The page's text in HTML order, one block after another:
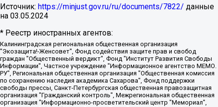
Источник: https://minjust.gov.ru/ru/documents/7822/ данные
на 03.05.2024
* Реестр иностранных агентов:
Калининградская региональная общественная организация "Экозащита!-Женсовет", Фонд содействия защите прав и свобод граждан "Общественный вердикт", Фонд "Институт Развития Свободы Информации", Частное учреждение "Информационное агентство МЕМО. РУ", Региональная общественная организация "Общественная комиссия по сохранению наследия академика Сахарова", Фонд поддержки свободы прессы, Санкт-Петербургская общественная правозащитная организация "Гражданский контроль", Межрегиональная общественная организация "Информационно-просветительский центр "Мемориал", Региональный Фонд "Центр Защиты Прав Средств Массовой Информации", с 05.12.2023 Фонд "Центр Защиты Прав Средств массовой информации", Региональная общественная благотворительная организация помощи беженцам и мигрантам "Гражданское содействие", Негосударственное образовательное учреждение дополнительного профессионального образования (повышение квалификации) специалистов "АКАДЕМИЯ ПО ПРАВАМ ЧЕЛОВЕКА", Свердловская региональная общественная организация "Сутяжник", Автономная некоммерческая организация "Центр независимых социологических исследований", Союз общественных объединений "Российский исследовательский центр по правам человека", Региональное общественное учреждение научно-информационный центр "МЕМОРИАЛ", Некоммерческая организация "Фонд защиты гласности", Автономная некоммерческая организация "Институт прав человека", Городская общественная организация "Екатеринбургское общество "МЕМОРИАЛ", Городская общественная организация "Рязанское историко-просветительское и правозащитное общество "Мемориал" (Рязанский Мемориал), Челябинский региональный орган общественной самодеятельности – женское общественное объединение "Женщины Евразии", Челябинский региональный орган общественной самодеятельности "Уральская правозащитная группа", Фонд содействия защите здоровья и социальной справедливости имени Андрея Рылькова, Автономная Некоммерческая Организация "Аналитический Центр Юрия Левады", Автономная некоммерческая организация социальной поддержки населения "Проект Апрель", Региональная общественная организация помощи женщинам и детям, находящимся в кризисной ситуации "Информационно-методический центр "Анна", Фонд содействия развитию массовых коммуникаций и правовому просвещению "Так-так-Так", Фонд содействия устойчивому развитию "Серебряная тайга", Свердловский региональный общественный фонд социальных проектов "Новое время", "Idel.Реалии", Кавказ.Реалии, Крым.Реалии, Телеканал Настоящее Время, Татаро-башкирская служба Радио Свобода (Azatliq Radiosi), Радио Свободная Европа/Радио Свобода (PCE/PC), "Сибирь.Реалии", "Фактограф", Благотворительный фонд помощи осужденным и их семьям, Автономная некоммерческая организация "Институт глобализации и социальных движений", Фонд "В защиту прав заключенных", Частное учреждение "Центр поддержки и содействия развитию средств массовой информации", Пензенский региональный общественный благотворительный фонд "Гражданский союз", "Север.Реалии", Некоммерческая организация Фонд "Правовая инициатива", Общество с ограниченной ответственностью "Радио Свободная Европа/Радио Свобода", Чешское информационное агентство "MEDIUM-ORIENT", Красноярская региональная общественная организация "Мы против СПИДа", Камалягин Денис Николаевич, Маркелов Сергей Евгеньевич, Пономарев Лев Александрович, Савицкая Людмила Алексеевна, Автономная некоммерческая организация "Центр по работе с проблемой насилия "НАСИЛИЮ.НЕТ", Межрегиональный профессиональный союз работников здравоохранения "Альянс врачей", Юридическое лицо, зарегистрированное в Латвийской Республике, SIA "Medusa Project" (регистрационный номер 40103797863, дата регистрации 10.06.2014), Некоммерческая организация "Фонд по борьбе с коррупцией", Автономная некоммерческая организация "Институт права и публичной политики", Баданин Роман Сергеевич, Гликин Максим Александрович, Железнова Мария Михайловна, Лукьянова Юлия Сергеевна, Маетная Елизавета Витальевна, Маняхин Петр Борисович, Чуракова Ольга Владимировна, Ярош Юлия Петровна, Юридическое лицо "The Insider SIA", зарегистрированное в Риге, Латвийская Республика (дата регистрации 26.06.2015), являющееся администратором доменного имени интернет-издания "The Insider SIA", https://theins.ru, Постернак Алексей Евгеньевич, Рубин Михаил Аркадьевич, Анин Роман Александрович, Юридическое лицо Istories fonds, зарегистрированное в Латвийской Республике (регистрационный номер 50008295751, дата регистрации 24.02.2020), Великовский Дмитрий Александрович, Долинина Ирина Николаевна, Мароховская Алеся Алексеевна, Шлейнов Роман Юрьевич, Шмагун Олеся Валентиновна, Общество с ограниченной ответственностью "Альтаир 2021", Общество с ограниченной ответственностью "Вега 2021", Общество с ограниченной ответственностью "Главный редактор 2021", Общество с ограниченной ответственностью "Ромашки монолит", Важенков Артем Валерьевич, Ивановская областная общественная организация "Центр гендерных исследований", Гурман Юрий Альбертович, Медиапроект "ОВД-Инфо", Егоров Владимир Владимирович, Жилинский Владимир Александрович, Общество с ограниченной ответственностью "ЗП", Иванова София Юрьевна, Карезина Инна Павловна, Кильтау Екатерина Викторовна, Петров Алексей Викторович, Пискунов Сергей Евгеньевич, Смирнов Сергей Сергеевич, Тихонов Михаил Сергеевич, Общество с ограниченной ответственностью "ЖУРНАЛИСТ-ИНОСТРАННЫЙ АГЕНТ", Арапова Галина Юрьевна, Вольтская Татьяна Анатольевна, Американская компания "Mason G.E.S. Anonymous Foundation" (США), являющаяся владельцем интернет-издания https://mnews.world/, Компания "Stichting Bellingcat", зарегистрированная в Нидерландах (дата регистрации 11.07.2018), Захаров Андрей Вячеславович, Клепиковская Екатерина Дмитриевна, Общество с ограниченной ответственностью "МЕМО", Перл Роман Александрович, Симонов Евгений Алексеевич, Соловьева Елена Анатольевна, Сотников Даниил Владимирович, Сурначева Елизавета Дмитриевна, Автономная некоммерческая организация по защите прав человека и информированию населения "Якутия – Наше Мнение", Общество с ограниченной ответственностью "Москоу диджитал медиа", с 26.01.2023 Общество с ограниченной ответственностью "Чайка Белые сады", Ветошкина Валерия Валерьевна, Заговора Максим Александрович, Межрегиональное общественное движение "Российская ЛГБТ - сеть", Оленичев Максим Владимирович, Павлов Иван Юрьевич, Скворцова Елена Сергеевна, Общество с ограниченной ответственностью "Как бы инагент", Кочетков Игорь Викторович, Общество с ограниченной ответственностью "Честные выборы", Еланчик Олег Александрович, Общество с ограниченной ответственностью "Нобелевский призыв", Гималова Регина Эмилевна, Григорьев Андрей Валерьевич, Григорьева Алина Александровна, Ассоциация по содействию защите прав призывников, альтернативнослужащих и военнослужащих "Правозащитная группа "Гражданин.Армия.Право", Хисамова Регина Фаритовна, Автономная некоммерческая организация по реализации социально-правовых программ "Лилит", Дальневосточное общественное движение "Маяк", Санкт-Петербургская ЛГБТ-инициативная группа "Выход", Инициативная группа ЛГБТ+ "Реверс", Алексеев Андрей Викторович, Бекбулатова Таисия Львовна, Беляев Иван Михайлович, Владыкина Елена Сергеевна, Гельман Марат Александрович, Никульшина Вероника Юрьевна, Толоконникова Надежда Андреевна, Шендерович Виктор Анатольевич, Общество с ограниченной ответственностью "Данное сообщение", Общество с ограниченной ответственностью Издательский дом "Новая глава", Айнбиндер Александра Александровна, Московский комьюнити-центр для ЛГБТ+инициатив, Благотворительный фонд развития филантропии, Deutsche Welle (Германия, Kurt-Schumacher-Strasse 3, 53113 Bonn), Борзунова Мария Михайловна, Воробьев Виктор Викторович, Голубева Анна Львовна, Константинова Алла Михайловна, Малкова Ирина Владимировна, Мурадов Мурад Абдулгалимович, Осетинская Елизавета Николаевна, Понасенков Евгений Николаевич, Ганапольский Матвей Юрьевич, Киселев Евгений Алексеевич, Борухович Ирина Григорьевна, Дремин Иван Тимофеевич, Дубровский Дмитрий Викторович, Красноярская региональная общественная организация поддержки и развития альтернативных образовательных технологий и межкультурных коммуникаций "ИНТЕРРА", Маяковская Екатерина Алексеевна, Фейгин Марк Захарович, Филимонов Андрей Викторович, Дзугкоева Регина Николаевна, Доброхотов Роман Александрович, Дудь Юрий Александрович, Елкин Сергей Владимирович, Кругликов Кирилл Игоревич, Сабунаева Мария Леонидовна, Семенов Алексей Владимирович, Шаинян Карен Багратович, Шульман Екатерина Михайловна, Асафьев Артур Валерьевич, Вахштайн Виктор Семенович, Венедиктов Алексей Алексеевич, Лушникова Екатерина Евгеньевна, Волков Леонид Михайлович, Невзоров Александр Глебович, Пархоменко Сергей Борисович, Сироткин Ярослав Николаевич, Кара-Мурза Владимир Владимирович, Баранова Наталья Владимировна, Гозман Леонид Яковлевич, Кагарлицкий Борис Юльевич, Климарев Михаил Валерьевич, Милов Владимир Станиславович, Автономная некоммерческая организация Краснодарский центр современного искусства "Типография", Моргенштерн Алишер Тагирович, Соболь Любовь Эдуардовна, Общество с ограниченной ответственностью "ЛИЗА НОРМ", Каспаров Гарри Кимович, Ходорковский Михаил Борисович, Общество с ограниченной ответственностью "Апрельские тезисы", Данилович Ирина Брониславовна, Кашин Олег Владимирович, Петров Николай Владимирович, Пивоваров Алексей Владимирович, Соколов Михаил Владимирович, Цветкова Юлия Владимировна, Чичваркин Евгений Александрович, Комитет против пыток/Команда против пыток, Общество с ограниченной ответственностью "Первый научный", Общество с ограниченной ответственностью "Вертолет и ко", Белоцерковская Вероника Борисовна, Кац Максим Евгеньевич, Лазарева Татьяна Юрьевна, Шаведдинов Руслан Табризович, Яшин Илья Валерьевич, Общество с ограниченной ответственностью "Иноагент ААВ", Алешковский Дмитрий Петрович, Альбац Евгения Марковна, Быков Дмитрий Львович, Галямина Юлия Евгеньевна, Лойко Сергей Леонидович, Мартынов Кирилл Константинович, Медведев Сергей Александрович, Крашенинников Федор Геннадиевич, Гордеева Катерина Вл